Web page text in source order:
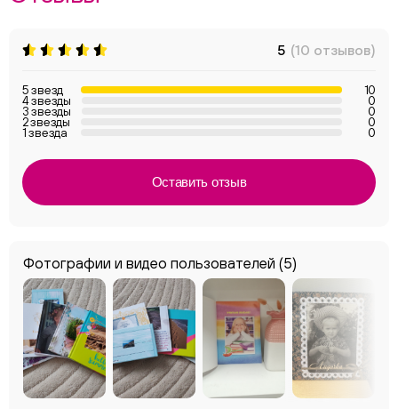
Фотографии и видео пользователей (5)
5 (10 отзывов)
5 звезд 10
4 звезды 0
3 звезды 0
2 звезды 0
1 звезда 0
Оставить отзыв